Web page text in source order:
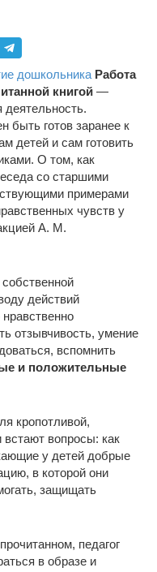
дошкольника Работа
книгой —
деятельность.
быть готов заранее к
детей и сам готовить
О том, как
со старшими
примерами
чувств у
А. М.
действий
отзывчивость, умение
вспомнить
и положительные
кропотливой,
вопросы: как
у детей добрые
в которой они
защищать
педагог
в образе и